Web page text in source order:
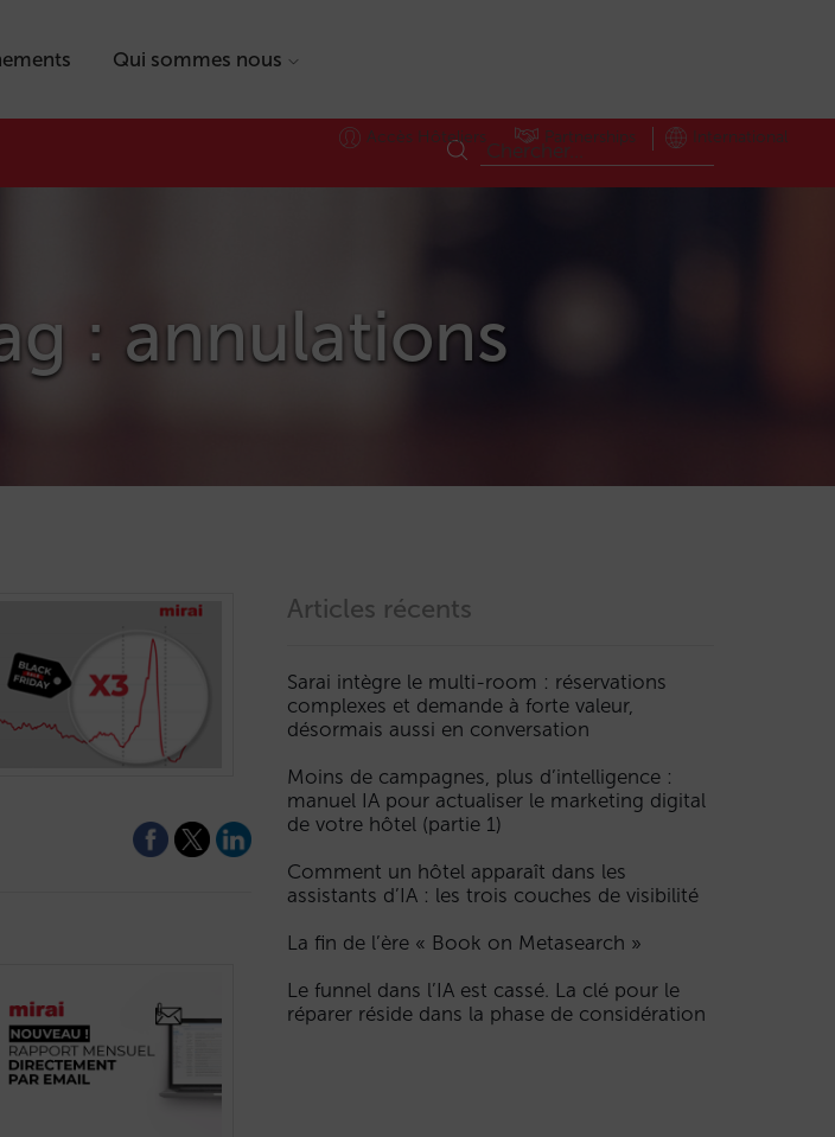
Qui sommes nous
Accès Hôteliers Partnerships International
: annulations
Articles récents
Sarai intègre le multi-room : réservations
complexes et demande à forte valeur,
désormais aussi en conversation
Moins de campagnes, plus d’intelligence :
manuel IA pour actualiser le marketing digital
de votre hôtel (partie 1)
Comment un hôtel apparaît dans les
assistants d’IA : les trois couches de visibilité
La fin de l’ère « Book on Metasearch »
Le funnel dans l’IA est cassé. La clé pour le
réparer réside dans la phase de considération